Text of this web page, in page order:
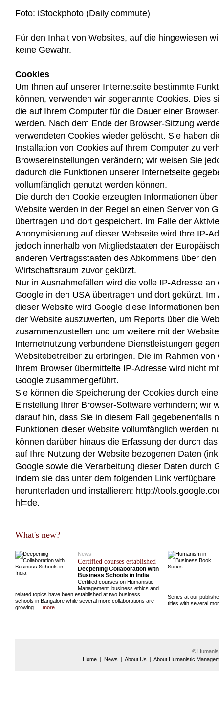
Foto: iStockphoto (Daily commute)
Für den Inhalt von Websites, auf die hingewiesen
keine Gewähr.
Cookies
Um Ihnen auf unserer Internetseite bestimmte
können, verwenden wir sogenannte Cookies. Dies
die auf Ihrem Computer für die Dauer einer
werden. Nach dem Ende der Browser-Sitzung
verwendeten Cookies wieder gelöscht. Sie haben
Installation von Cookies auf Ihrem Computer zu
Browsereinstellungen verändern; wir weisen Sie
dadurch die Funktionen unserer Internetseite
vollumfänglich genutzt werden können.
Die durch den Cookie erzeugten Informationen
Website werden in der Regel an einen Server von
übertragen und dort gespeichert. Im Falle der
Anonymisierung auf dieser Webseite wird Ihre IP-
jedoch innerhalb von Mitgliedstaaten der
anderen Vertragsstaaten des Abkommens über
Wirtschaftsraum zuvor gekürzt.
Nur in Ausnahmefällen wird die volle IP-Adresse an
Google in den USA übertragen und dort gekürzt.
dieser Website wird Google diese Informationen
der Website auszuwerten, um Reports über die
zusammenzustellen und um weitere mit der
Internetnutzung verbundene Dienstleistungen
Websitebetreiber zu erbringen. Die im Rahmen von
Ihrem Browser übermittelte IP-Adresse wird nicht
Google zusammengeführt.
Sie können die Speicherung der Cookies durch
Einstellung Ihrer Browser-Software verhindern; wir
darauf hin, dass Sie in diesem Fall gegebenenfalls
Funktionen dieser Website vollumfänglich werden
können darüber hinaus die Erfassung der durch
auf Ihre Nutzung der Website bezogenen Daten
Google sowie die Verarbeitung dieser Daten durch
indem sie das unter dem folgenden Link verfügbare
herunterladen und installieren: http://
hl=de.
What's new?
News
Certified courses established
Deepening Collaboration with
Business Schools in India
Certified courses on Humanistic
Management, business ethics and
related topics have been established at two business
schools in Bangalore while several more collaborations are
growing.
... more
Series at our
titles with several
©
Home | News | About Us | About Humanistic